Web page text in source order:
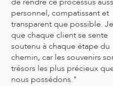
de rendre ce processus
personnel, compatissant et
transparent que possible.
que chaque client se sente
soutenu à chaque étape du
chemin, car les souvenirs
trésors les plus précieux
nous possédons."